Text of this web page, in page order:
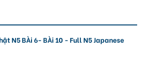
N5 BÀi 6- BÀi 10 - Full N5 Japanese